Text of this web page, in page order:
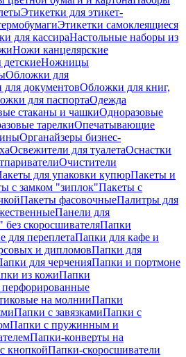
Этикетки для этикет-
Этикетки самоклеящиеся
для кассираНастольные наборы из
Ножи канцелярские
Ножницы
Обложки для
документовОбложки для книг,
для паспортаОдежда
стаканы и чашкиОдноразовые
тарелкиОпечатывающие
Органайзеры бизнес-
Освежители для туалетаОснастки
Очистители
для упаковки купюрПакеты и
с замком "зиплок"Пакеты с
Пакеты фасовочныеПалитры для
Панели для
скоросшивателяПапки
для переплетаПапки для кафе и
и дипломовПапки для
для черченияПапки и портмоне
из кожиПапки
на молнииПапки
Папки с завязкамиПапки с
Папки с пружинным и
Папки-конверты на
кнопкойПапки-скоросшиватели